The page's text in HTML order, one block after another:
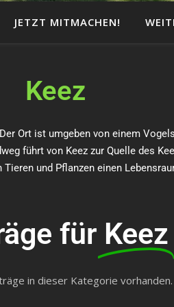
JETZT MITMACHEN!
Keez
Ort ist umgeben von einem
führt von Keez zur Quelle des
und Pflanzen einen
für Keez
in dieser Kategorie vorhanden.